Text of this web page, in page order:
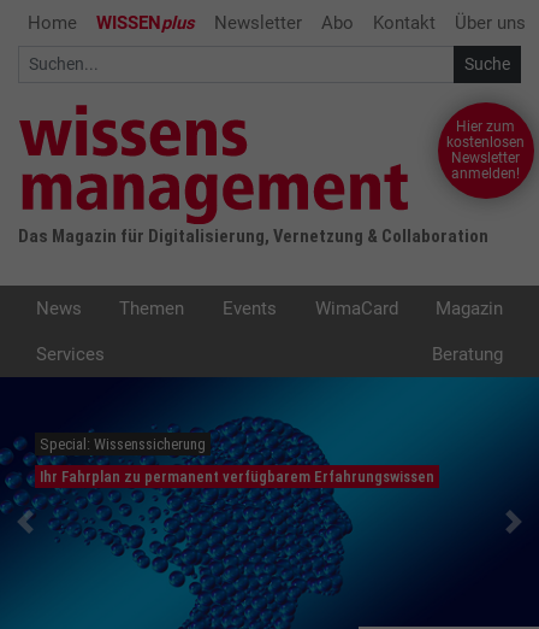
Home WISSENplus Newsletter Abo Kontakt Über uns
Das Magazin für Digitalisierung, Vernetzung & Collaboration
Hier zum
kostenlosen
Newsletter
anmelden!
News Themen Events WimaCard Magazin
Services Beratung
Special: Wissenssicherung
Ihr Fahrplan zu permanent verfügbarem Erfahrungswissen
Previous